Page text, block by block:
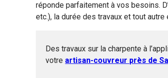
réponde parfaitement à vos besoins.
etc.), la durée des travaux et tout
Des travaux sur la charpenteà
votre artisan-couvreur près de